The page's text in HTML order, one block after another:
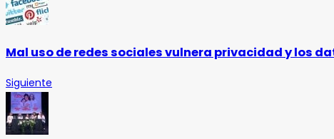
Mal uso de redes sociales vulnera privacidad y los
Siguiente